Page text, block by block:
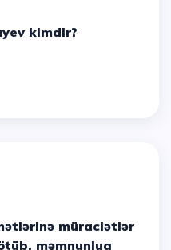
kimdir?
məmnunluq